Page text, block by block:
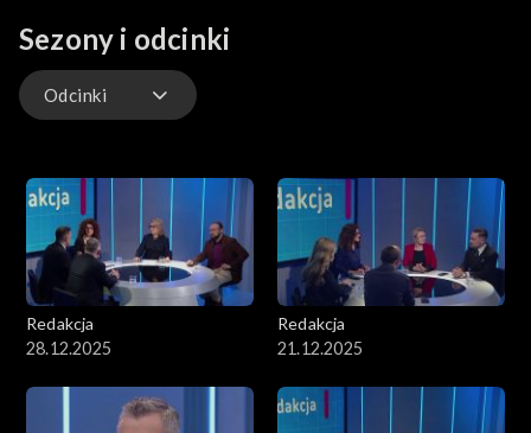
Sezony i odcinki
Odcinki
Redakcja
28.12.2025
Redakcja
21.12.2025